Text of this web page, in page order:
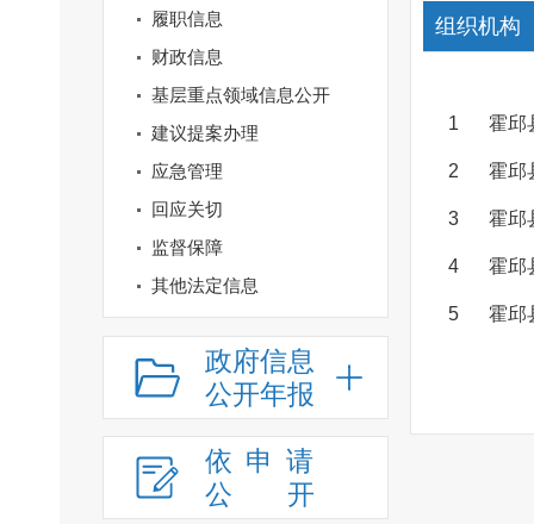
履职信息
财政信息
基层重点领域信息公开
建议提案办理
应急管理
回应关切
监督保障
其他法定信息
政府信息
公开年报
依申请
公
开
组织机构
1 霍邱
2 霍邱
3 霍邱
4 霍邱
5 霍邱